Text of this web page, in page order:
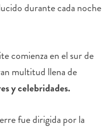
durante cada noche
comienza en el sur de
multitud llena de
y celebridades.
fue dirigida por la